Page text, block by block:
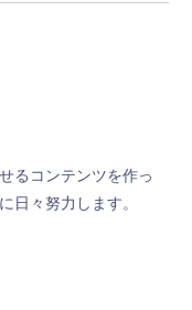
せる コ ンテンツを作っ
に 日 々 努力 し ます。